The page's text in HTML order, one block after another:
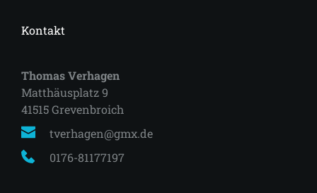
Kontakt
Thomas Verhagen
Matthäusplatz 9
41515 Grevenbroich
tverhagen@gmx.de
0176-81177197